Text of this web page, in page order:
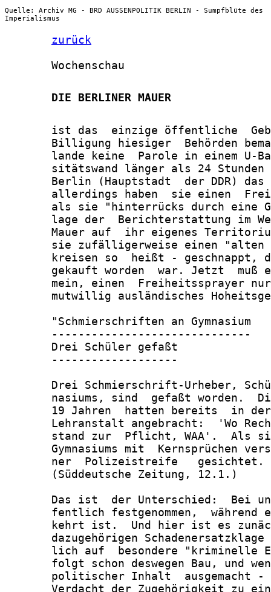
Quelle: Archiv MG - BRD AUSSENPOLITIK BERLIN - Sumpfblüte des
Imperialismus
zurück
       Wochenschau
       DIE BERLINER MAUER
ist das  einzige öffentliche
Billigung hiesiger  Behörden
lande keine  Parole in einem U-
sitätswand länger als 24
Berlin (Hauptstadt  der DDR)
allerdings haben  sie einen
als sie "hinterrücks durch eine
lage der  Berichterstattung im
Mauer auf  ihr eigenes
sie zufälligerweise einen
kreisen so  heißt - geschnappt,
gekauft worden  war. Jetzt  muß
mein, einen  Freiheitssprayer
mutwillig ausländisches
       "Schmierschriften an Gymnasium
       ------------------------------
       Drei Schüler gefaßt
       -------------------
Drei Schmierschrift-Urheber,
nasiums, sind  gefaßt worden.
19 Jahren  hatten bereits  in
Lehranstalt angebracht:  'Wo
stand zur  Pflicht, WAA'.  Als
Gymnasiums mit  Kernsprüchen
ner  Polizeistreife
       (Süddeutsche Zeitung, 12.1.)
Das ist  der Unterschied:  Bei
fentlich festgenommen,  während
kehrt ist.  Und hier ist es
dazugehörigen
lich auf  besondere "kriminelle
folgt schon deswegen Bau, und
politischer Inhalt  ausgemacht
Verdacht der Zugehörigkeit zu